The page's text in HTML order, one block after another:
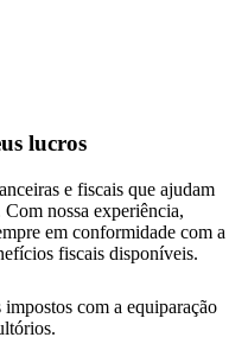
lucros
e fiscais que ajudam
nossa experiência,
em conformidade com a
fiscais disponíveis.
impostos com a equiparação